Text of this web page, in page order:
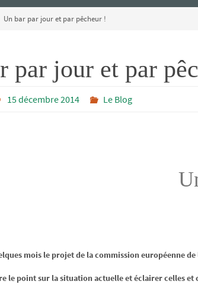
Un bar par jour et par pêcheur !
par jour et par
15 décembre 2014 Le Blog
mois le projet de la commission européenne
le point sur la situation actuelle et éclairer celles et